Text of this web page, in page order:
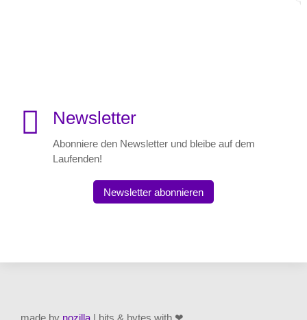
 Newsletter
Abonniere den Newsletter und bleibe auf dem
Laufenden!
Newsletter abonnieren
made by nozilla | bits & bytes with ❤